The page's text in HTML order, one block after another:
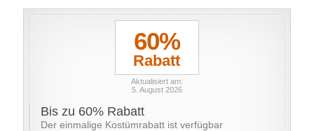
60%
Rabatt
Aktualisiert am:
5. August 2026
Bis zu 60% Rabatt
Der einmalige Kostümrabatt ist verfügbar